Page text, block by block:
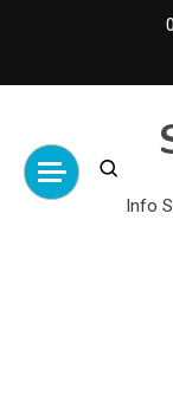
Info